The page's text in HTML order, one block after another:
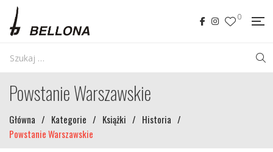
0
Powstanie Warszawskie
Główna / Kategorie / Książki / Historia /
Powstanie Warszawskie